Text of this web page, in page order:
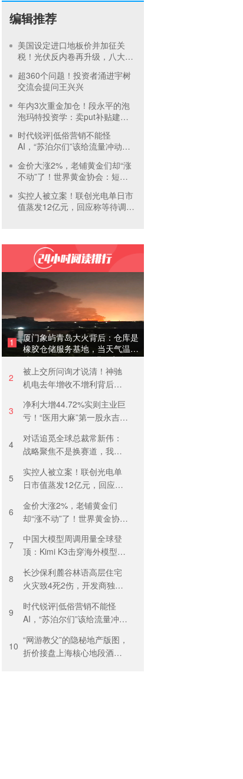
编辑推荐
美国设定进口地板价并加征关
税！光伏反内卷再升级，八大硅
超360个问题！投资者涌进宇树
交流会提问王兴兴
年内3次重金加仓！段永平的泡
泡玛特投资学：卖put补贴建
持有
时代锐评|低俗营销不能怪
AI，“苏泊尔们”该给流量冲动踩
金价大涨2%，老铺黄金们却“涨
不动”了！世界黄金协会：短期
实控人被立案！联创光电单日市
值蒸发12亿元，回应称等待调查
1
厦门象屿青岛大火背后：仓库是
橡胶仓储服务基地，当天气温未
达预警，集团5月刚进行安全管
理培训
2
被上交所问询才说清！神驰
机电去年增收不增利背后：
减
3
净利大增44.72%实则主业巨
亏！“医用大麻”第一股永吉股
收益“保盈”
4
对话追觅全球总裁常新伟：
战略聚焦不是换赛道，我们
5
实控人被立案！联创光电单
日市值蒸发12亿元，回应称
6
金价大涨2%，老铺黄金们
却“涨不动”了！世界黄金协
回暖
7
中国大模型周调用量全球登
顶：Kimi K3击穿海外模型高
价格战
8
长沙保利麓谷林语高层住宅
火灾致4死2伤，开发商独家
9
时代锐评|低俗营销不能怪
AI，“苏泊尔们”该给流量冲动
10
“网游教父”的隐秘地产版图，
折价接盘上海核心地段酒